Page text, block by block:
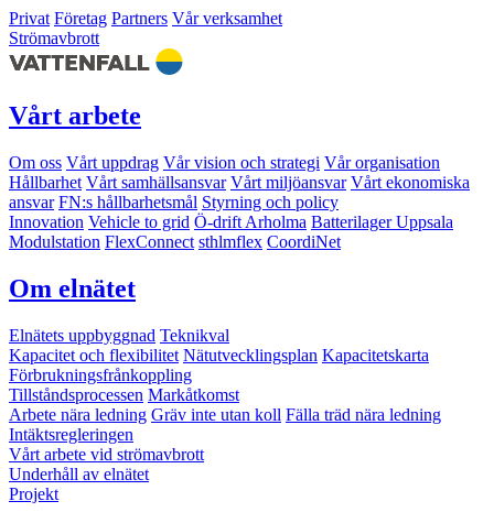
Privat Företag Partners Vår verksamhet
Strömavbrott
Vårt arbete
Om oss Vårt uppdrag Vår vision och strategi Vår organisation
Hållbarhet Vårt samhällsansvar Vårt miljöansvar Vårt ekonomiska
ansvar FN:s hållbarhetsmål Styrning och policy
Innovation Vehicle to grid Ö-drift Arholma Batterilager Uppsala
Modulstation FlexConnect sthlmflex CoordiNet
Om elnätet
Elnätets uppbyggnad Teknikval
Kapacitet och flexibilitet Nätutvecklingsplan Kapacitetskarta
Förbrukningsfrånkoppling
Tillståndsprocessen Markåtkomst
Arbete nära ledning Gräv inte utan koll Fälla träd nära ledning
Intäktsregleringen
Vårt arbete vid strömavbrott
Underhåll av elnätet
Projekt